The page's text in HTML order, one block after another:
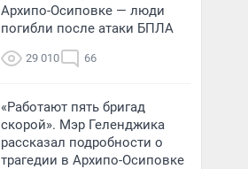
Архипо-Осиповке — люди
погибли после атаки БПЛА
29 010 66
«Работают пять бригад
скорой». Мэр Геленджика
рассказал подробности о
трагедии в Архипо-Осиповке